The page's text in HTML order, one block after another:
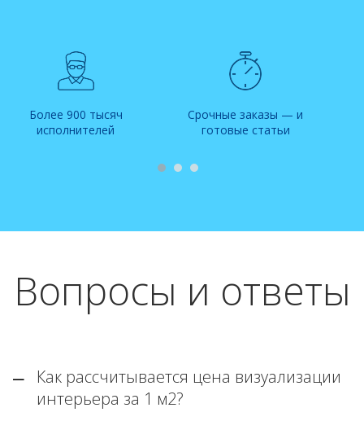
Более 900 тысяч
исполнителей
Срочные заказы — и
готовые статьи
Вопросы и ответы
Как рассчитывается цена визуализации
интерьера за 1 м2?